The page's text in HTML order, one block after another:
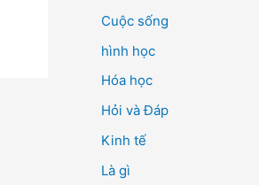
Cuộc sống
hình học
Hóa học
Hỏi và Đáp
Kinh tế
Là gì